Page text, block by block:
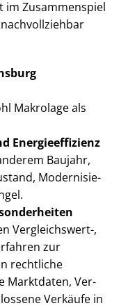
im Zusammenspiel
Makrolage als
En­er­gie­ef­fi­zi­enz
Baujahr,
Mo­der­ni­sie­
Vergleichswert-,
zur
rechtliche
Marktdaten, Ver­
Verkäufe in